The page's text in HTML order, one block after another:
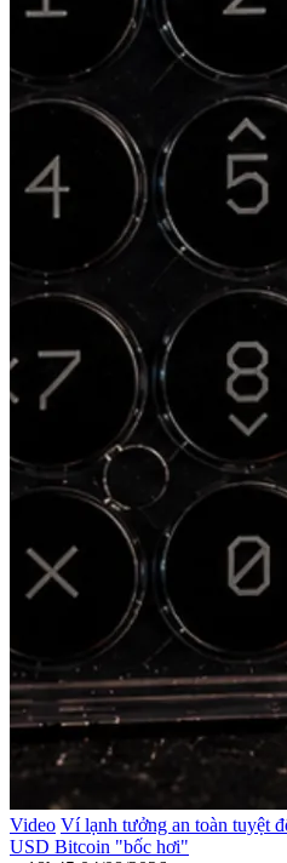
Video Ví lạnh tưởng an toàn tuyệt
USD Bitcoin "bốc hơi"